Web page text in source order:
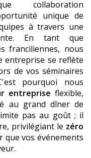
collaboration
unique de
à travers une
En tant que
franciliennes, nous
entreprise se reflète
de vos séminaires
pourquoi nous
entreprise flexible,
au grand dîner de
pas au goût ; il
privilégiant le zéro
que vos événements